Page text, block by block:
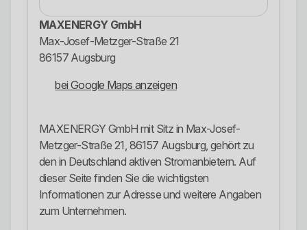
MAXENERGY GmbH
Max-Josef-Metzger-Straße 21
86157 Augsburg
bei Google Maps anzeigen
MAXENERGY GmbH mit Sitz in Max-Josef-
Metzger-Straße 21, 86157 Augsburg, gehört zu
den in Deutschland aktiven Stromanbietern. Auf
dieser Seite finden Sie die wichtigsten
Informationen zur Adresse und weitere Angaben
zum Unternehmen.